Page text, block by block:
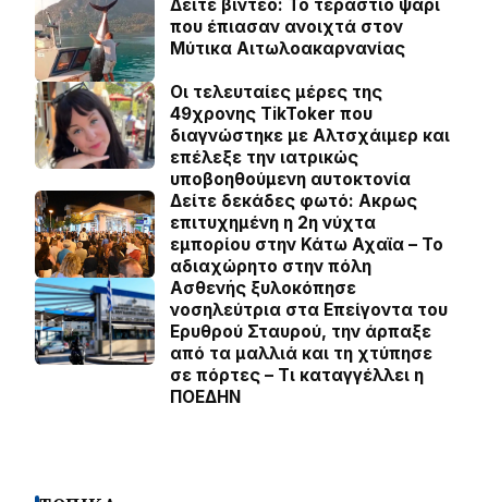
Δείτε βίντεο: Το τεράστιο ψάρι
που έπιασαν ανοιχτά στον
Μύτικα Αιτωλοακαρνανίας
Οι τελευταίες μέρες της
49χρονης TikToker που
διαγνώστηκε με Αλτσχάιμερ και
επέλεξε την ιατρικώς
υποβοηθούμενη αυτοκτονία
Δείτε δεκάδες φωτό: Ακρως
επιτυχημένη η 2η νύχτα
εμπορίου στην Κάτω Αχαϊα – Το
αδιαχώρητο στην πόλη
Ασθενής ξυλοκόπησε
νοσηλεύτρια στα Επείγοντα του
Ερυθρού Σταυρού, την άρπαξε
από τα μαλλιά και τη χτύπησε
σε πόρτες – Τι καταγγέλλει η
ΠΟΕΔΗΝ